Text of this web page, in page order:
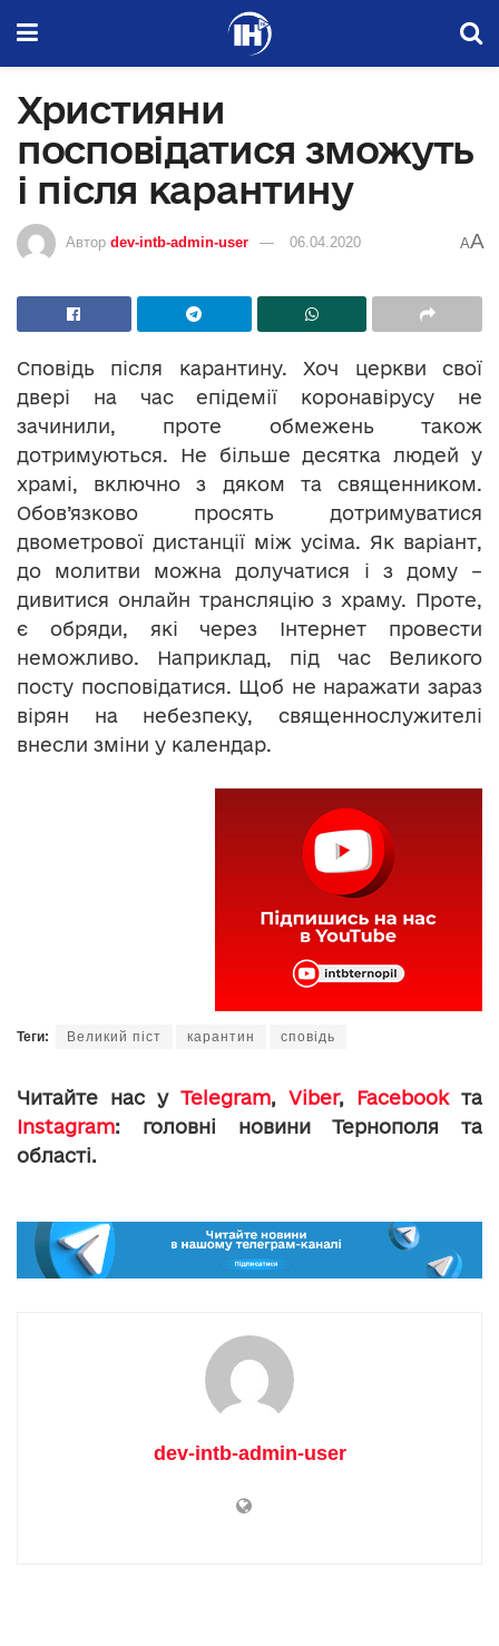
Християни
посповідатися зможуть
і після карантину
Автор dev-intb-admin-user 06.04.2020 AA
Сповідь після карантину. Хоч церкви свої
двері на час епідемії коронавірусу не
зачинили, проте обмежень також
дотримуються. Не більше десятка людей у
храмі, включно з дяком та священником.
Обов’язково просять дотримуватися
двометрової дистанції між усіма. Як варіант,
до молитви можна долучатися і з дому –
дивитися онлайн трансляцію з храму. Проте,
є обряди, які через Інтернет провести
неможливо. Наприклад, під час Великого
посту посповідатися. Щоб не наражати зараз
вірян на небезпеку, священнослужителі
внесли зміни у календар.
Теги: Великий піст карантин сповідь
Читайте нас у Telegram, Viber, Facebookта
Instagram: головні новини Тернополя та
області.
dev-intb-admin-user